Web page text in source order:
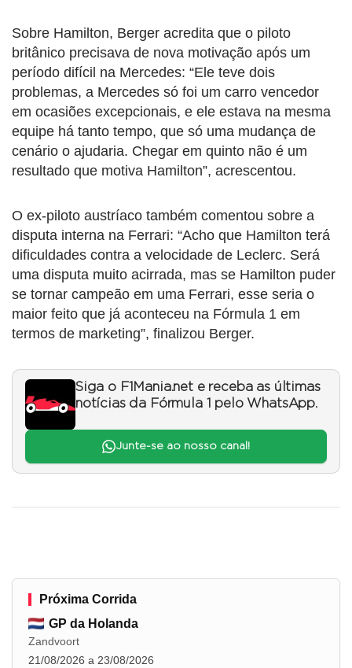
Sobre Hamilton, Berger acredita que o piloto
britânico precisava de nova motivação após um
período difícil na Mercedes: “Ele teve dois
problemas, a Mercedes só foi um carro vencedor
em ocasiões excepcionais, e ele estava na mesma
equipe há tanto tempo, que só uma mudança de
cenário o ajudaria. Chegar em quinto não é um
resultado que motiva Hamilton”, acrescentou.
O ex-piloto austríaco também comentou sobre a
disputa interna na Ferrari: “Acho que Hamilton terá
dificuldades contra a velocidade de Leclerc. Será
uma disputa muito acirrada, mas se Hamilton puder
se tornar campeão em uma Ferrari, esse seria o
maior feito que já aconteceu na Fórmula 1 em
termos de marketing”, finalizou Berger.
Siga o F1Mania.net e receba as últimas
notícias da Fórmula 1 pelo WhatsApp.
Junte-se ao nosso canal!
Próxima Corrida
GP da Holanda
Zandvoort
21/08/2026 a 23/08/2026